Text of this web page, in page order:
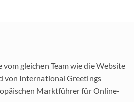
vom gleichen Team wie die Website
von International Greetings
Marktführer für Online-